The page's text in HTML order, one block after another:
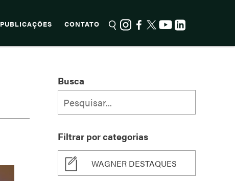
PUBLICAÇÕES CONTATO
Busca
Filtrar por categorias
WAGNER DESTAQUES